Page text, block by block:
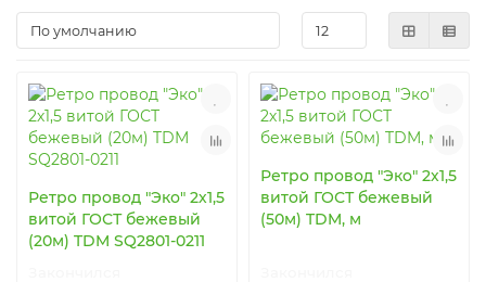
Ретро провод "Эко" 2х1,5
витой ГОСТ бежевый
(20м) TDM SQ2801-0211
Ретро провод "Эко" 2х1,5
витой ГОСТ бежевый
(50м) TDM, м